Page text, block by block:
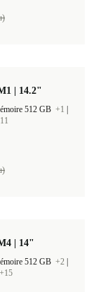
| 14.2"
512 GB +1
| 14"
512 GB +2
+15